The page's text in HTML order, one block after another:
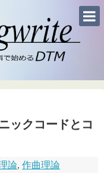
ックコードとコ
論,作曲理論